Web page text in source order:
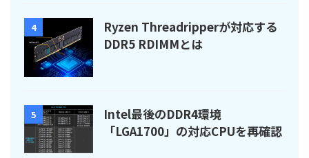
4
Ryzen Threadripperが対応する
DDR5 RDIMMとは
5
Intel最後のDDR4環境
「LGA1700」の対応CPUを再確認